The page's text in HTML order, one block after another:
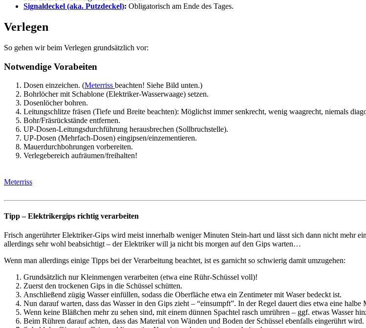
Signaldeckel (aka. Putzdeckel): Obligatorisch am Ende des Tages.
Verlegen
So gehen wir beim Verlegen grundsätzlich vor:
Notwendige Vorabeiten
Dosen einzeichen. (Meterriss beachten! Siehe Bild unten.)
Bohrlöcher mit Schablone (Elektriker-Wasserwaage) setzen.
Dosenlöcher bohren.
Leitungschlitze fräsen (Tiefe und Breite beachten): Möglichst immer senkrecht, wenig waagrecht, niemals
Bohr/Fräsrückstände entfernen.
UP-Dosen-Leitungsdurchführung herausbrechen (Sollbruchstelle).
UP-Dosen (Mehrfach-Dosen) eingipsen/einzementieren.
Mauerdurchbohrungen vorbereiten.
Verlegebereich aufräumen/freihalten!
Meterriss
Tipp – Elektrikergips richtig verarbeiten
Frisch angerührter Elektriker-Gips wird meist innerhalb weniger Minuten Stein-hart und lässt sich dann nicht mehr
allerdings sehr wohl beabsichtigt – der Elektriker will ja nicht bis morgen auf den Gips warten…
Wenn man allerdings einige Tipps bei der Verarbeitung beachtet, ist es garnicht so schwierig damit umzugehen:
Grundsätzlich nur Kleinmengen verarbeiten (etwa eine Rühr-Schüssel voll)!
Zuerst den trockenen Gips in die Schüssel schütten.
Anschließend zügig Wasser einfüllen, sodass die Oberfläche etwa ein Zentimeter mit Waser bedeckt ist.
Nun darauf warten, dass das Wasser in den Gips zieht – “einsumpft”. In der Regel dauert dies etwa eine halbe
Wenn keine Bläßchen mehr zu sehen sind, mit einem dünnen Spachtel rasch umrühren – ggf. etwas Wasser
Beim Rühren darauf achten, dass das Material von Wänden und Boden der Schüssel ebenfalls eingerührt wird.